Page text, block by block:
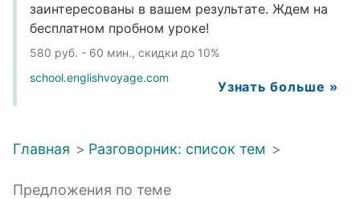
заинтересованы в вашем результате. Ждем на
бесплатном пробном уроке!
580 руб. - 60 мин., скидки до 10%
school.englishvoyage.com
Узнать больше »
Главная > Разговорник: список тем >
Предложения по теме